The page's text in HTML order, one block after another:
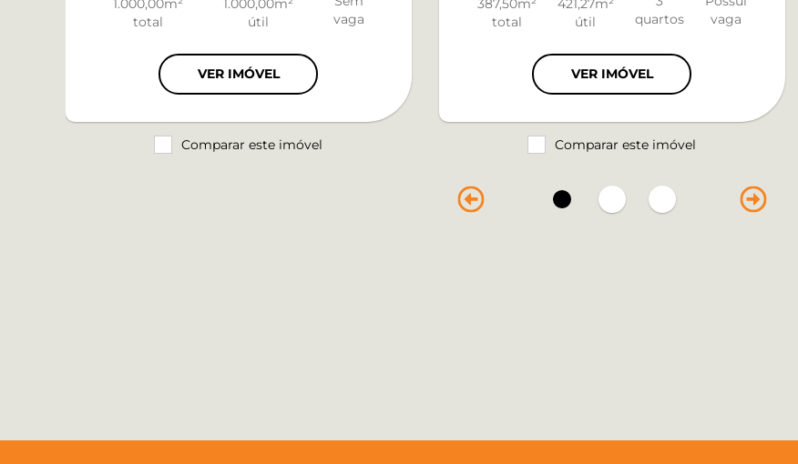
1.000,00m²
total
1.000,00m²
útil
vaga
VER IMÓVEL
Comparar este imóvel
387,50m²
total
421,27m²
útil
quartos
vaga
VER IMÓVEL
Comparar este imóvel